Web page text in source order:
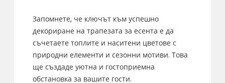
Запомнете, че ключът към успешно
декориране на трапезата за есента е да
съчетаете топлите и наситени цветове с
природни елементи и сезонни мотиви. Това
ще създаде уютна и гостоприемна
обстановка за вашите гости.